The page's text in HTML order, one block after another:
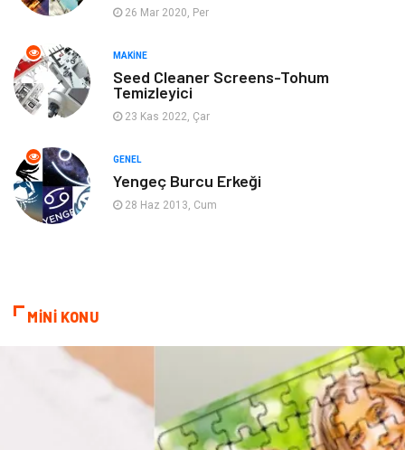
Ev İşleri
Gençlik & Eğlence
Mobilya
Evlilik Rehberi
Astroloji Keyfinizi Kaçırmayın
Çadır
Pet Malzemeleri
26 Mar 2020, Per
MAKINE
Seed Cleaner Screens-Tohum
Temizleyici
23 Kas 2022, Çar
GENEL
Yengeç Burcu Erkeği
28 Haz 2013, Cum
MİNİ KONU